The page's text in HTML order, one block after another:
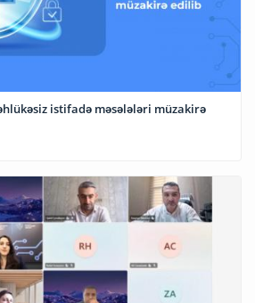
istifadə məsələləri müzakirə